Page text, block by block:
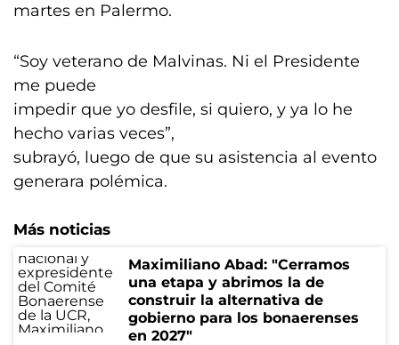
martes en Palermo.
“Soy veterano de Malvinas. Ni el Presidente
me puede
impedir que yo desfile, si quiero, y ya lo he
hecho varias veces”,
subrayó, luego de que su asistencia al evento
generara polémica.
Más noticias
Maximiliano Abad: "Cerramos
una etapa y abrimos la de
construir la alternativa de
gobierno para los bonaerenses
en 2027"